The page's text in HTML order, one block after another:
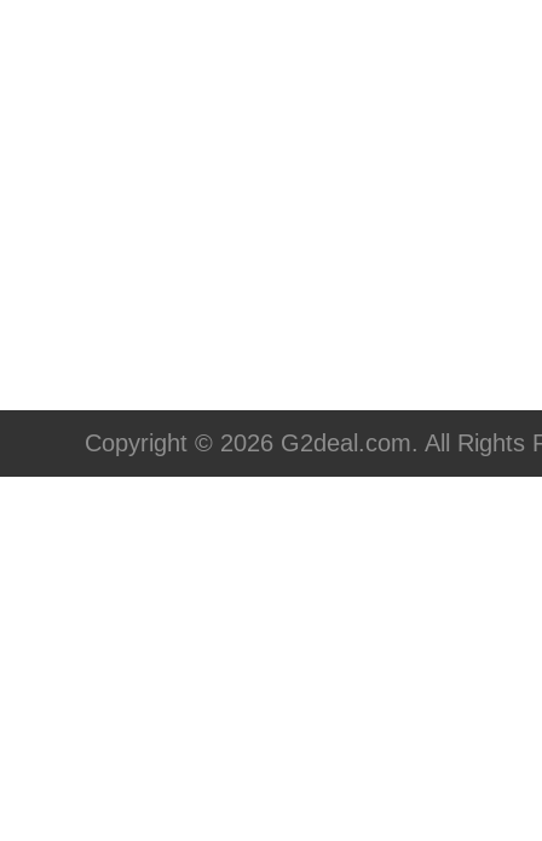
Copyright © 2026 G2deal.com. All Rights